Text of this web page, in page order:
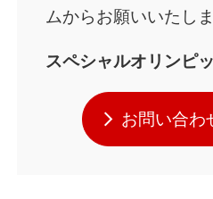
ムからお願いいたしま
スペシャルオリンピ
お問い合わ